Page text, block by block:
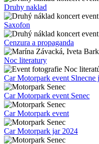
Druhy naklad
Saxofon
Cenzura a propaganda
Noc literatury
Car Motorpark event Slnecne
Car Motorpark event Senec
Car Motorpark event
Car Motorpark jar 2024